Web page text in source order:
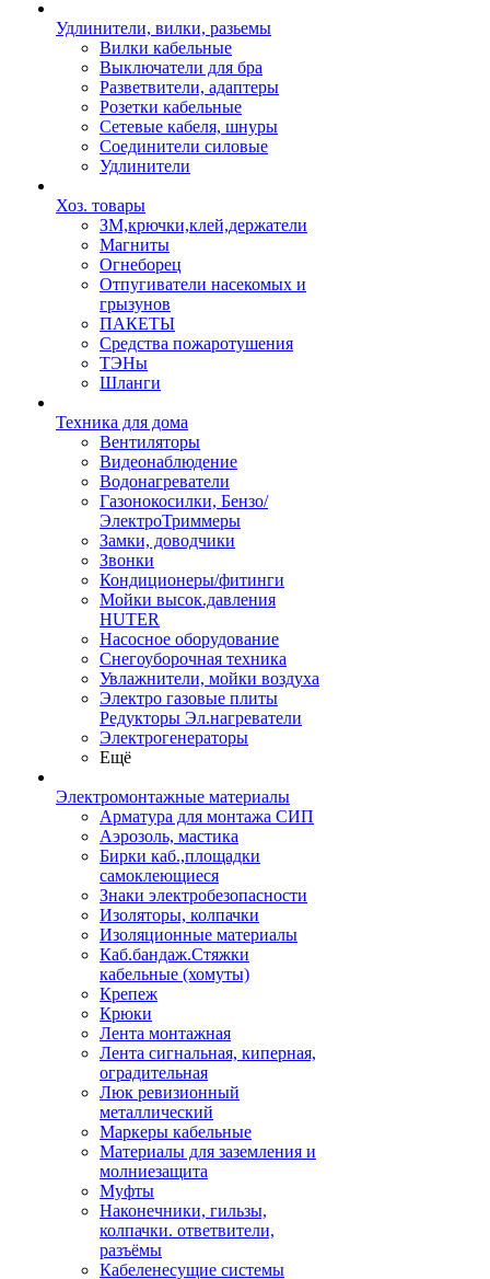
Удлинители, вилки, разьемы
Вилки кабельные
Выключатели для бра
Разветвители, адаптеры
Розетки кабельные
Сетевые кабеля, шнуры
Соединители силовые
Удлинители
Хоз. товары
ЗМ,крючки,клей,держатели
Магниты
Огнеборец
Отпугиватели насекомых и
грызунов
ПАКЕТЫ
Средства пожаротушения
ТЭНы
Шланги
Техника для дома
Вентиляторы
Видеонаблюдение
Водонагреватели
Газонокосилки, Бензо/
ЭлектроТриммеры
Замки, доводчики
Звонки
Кондиционеры/фитинги
Мойки высок.давления
HUTER
Насосное оборудование
Снегоуборочная техника
Увлажнители, мойки воздуха
Электро газовые плиты
Редукторы Эл.нагреватели
Электрогенераторы
Ещё
Электромонтажные материалы
Арматура для монтажа СИП
Аэрозоль, мастика
Бирки каб.,площадки
самоклеющиеся
Знаки электробезопасности
Изоляторы, колпачки
Изоляционные материалы
Каб.бандаж.Стяжки
кабельные (хомуты)
Крепеж
Крюки
Лента монтажная
Лента сигнальная, киперная,
оградительная
Люк ревизионный
металлический
Маркеры кабельные
Материалы для заземления и
молниезащита
Муфты
Наконечники, гильзы,
колпачки. ответвители,
разъёмы
Кабеленесущие системы